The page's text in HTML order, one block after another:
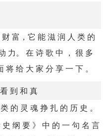
富，它 能 滋 润 人 类 的
力。 在 诗 歌 中 ， 很 多
给 大 家 分 享 一 下 。
到 和 真
的 灵 魂 挣 扎 的 历 史 。
史 纲 要 》 中 的 一 句 名 言